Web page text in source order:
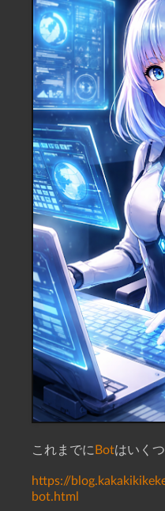
これまでにBotはいく
https://
bot.html